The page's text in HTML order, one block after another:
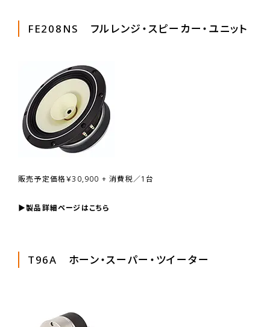
FE208NS フルレンジ・スピーカー・ユニット
販売予定価格￥30,900 + 消費税／1台
▶製品詳細ページはこちら
T96A ホーン・スーパー・ツイーター